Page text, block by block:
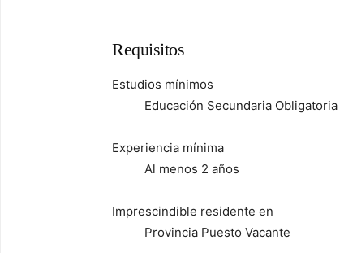
Requisitos
Estudios mínimos
Educación Secundaria Obligatoria
Experiencia mínima
Al menos 2 años
Imprescindible residente en
Provincia Puesto Vacante